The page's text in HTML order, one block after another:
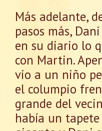
Más adelante,
pasos más,
en su diario lo
con Martin.
vio a un niño
el columpio
grande del
había un tapete